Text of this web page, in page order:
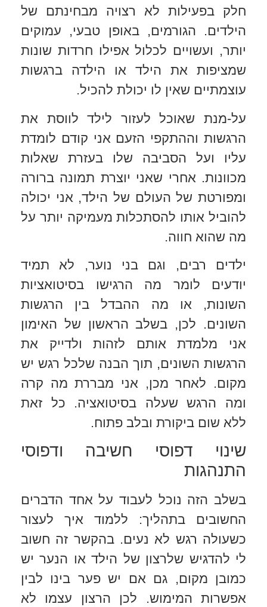
חלק בפעילות לא רצויה מבחינתם של
הילדים. הגורמים, באופן טבעי, עמוקים
יותר, ועשויים לכלול אפילו חרדות שונות
שמציפות את הילד או הילדה ברגשות
עוצמתיים שאין לו יכולת להכיל.
על-מנת שאוכל לעזור לילד לווסת את
הרגשות וההתקפי הזעם אני קודם לומדת
עליו ועל הסביבה שלו בעזרת שאלות
מכוונות. אחרי שאני יוצרת תמונה ברורה
ומפורטת של העולם של הילד, אני יכולה
להוביל אותו להסתכלות מעמיקה יותר על
מה שהוא חווה.
ילדים רבים, וגם בני נוער, לא תמיד
יודעים לומר מה הרגישו בסיטואציות
השונות, או מה ההבדל בין הרגשות
השונים. לכן, בשלב הראשון של האימון
אני מלמדת אותם לזהות ולדייק את
הרגשות השונים, תוך הבנה שלכל רגש יש
מקום. לאחר מכן, אני מבררת מה קרה
ומה הרגש שעלה בסיטואציה. כל זאת
ללא שום ביקורת ובלב פתוח.
שינוי דפוסי חשיבה ודפוסי
התנהגות
בשלב הזה נוכל לעבוד על אחד הדברים
החשובים בתהליך: ללמוד איך לעצור
כשעולה רגש לא נעים. בהקשר זה חשוב
לי להדגיש שלרצון של הילד או הנער יש
כמובן מקום, גם אם יש פער בינו לבין
אפשרות המימוש. לכן הרצון עצמו לא